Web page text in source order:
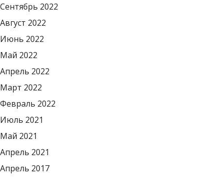
Сентябрь 2022
Август 2022
Июнь 2022
Май 2022
Апрель 2022
Март 2022
Февраль 2022
Июль 2021
Май 2021
Апрель 2021
Апрель 2017